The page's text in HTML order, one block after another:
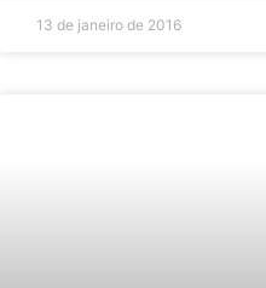
13 de janeiro de 2016